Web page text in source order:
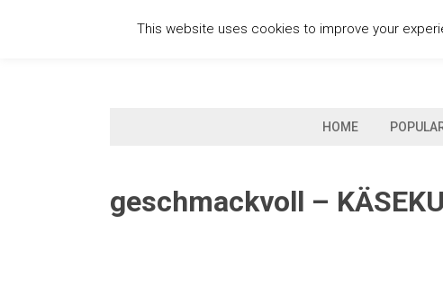
HOME
geschmackvoll –
This website uses cookies to improve your